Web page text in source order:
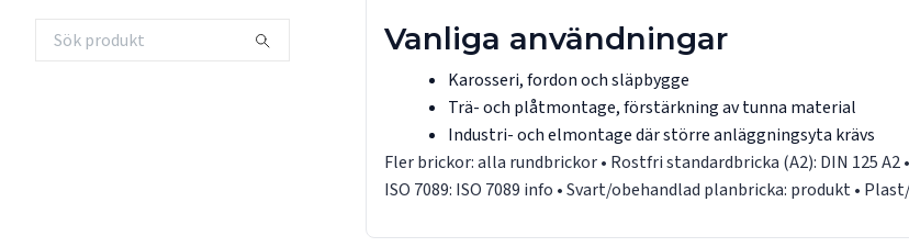
Vanliga användningar
Karosseri, fordon och släpbygge
Trä- och plåtmontage, förstärkning av tunna material
Industri- och elmontage där större anläggningsyta krävs
Fler brickor:alla rundbrickor• Rostfri standardbricka (A2): DIN 125 A2
ISO 7089: ISO 7089 info • Svart/obehandlad planbricka: produkt•